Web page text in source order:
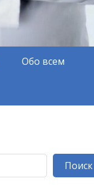
Обо всем
Поиск